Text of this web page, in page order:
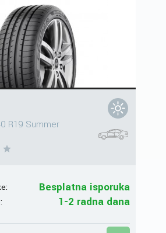
R19 Summer
Besplatna isporuka
1-2 radna dana